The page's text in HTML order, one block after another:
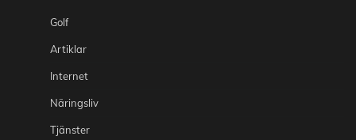
Golf
Artiklar
Internet
Näringsliv
Tjänster